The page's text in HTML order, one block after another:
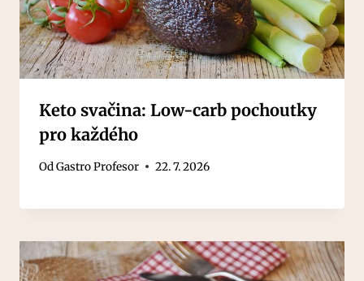
Keto svačina: Low-carb pochoutky
pro každého
OdGastro Profesor 22. 7. 2026